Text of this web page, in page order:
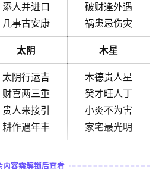
添人并进口
几事古安康
破财逢外遇
祸患忌伤灾
太阴 木星
太阴行运吉
财喜两三重
贵人来接引
耕作遇年丰
木德贵人星
癸才旺人丁
小炎不为害
家宅最光明
内容需解锁后查看